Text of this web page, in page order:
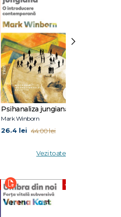
Psihanaliza jungiană
Mark Winborn
26.4 lei 44.00 lei
›
Vezi toate
-40%